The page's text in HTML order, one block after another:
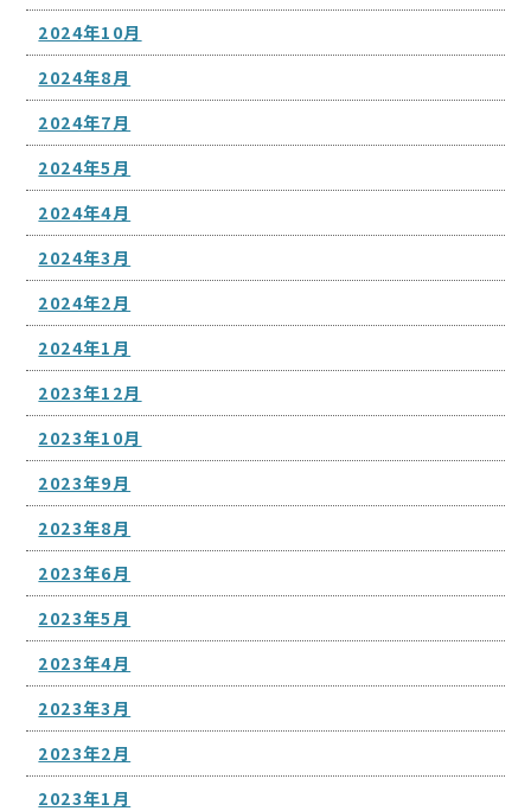
2024年10月
2024年8月
2024年7月
2024年5月
2024年4月
2024年3月
2024年2月
2024年1月
2023年12月
2023年10月
2023年9月
2023年8月
2023年6月
2023年5月
2023年4月
2023年3月
2023年2月
2023年1月